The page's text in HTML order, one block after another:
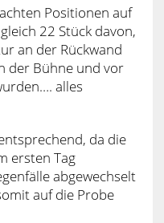
Positionen auf
22 Stück davon,
an der Rückwand
der Bühne und vor
alles
da die
ersten Tag
abgewechselt
auf die Probe